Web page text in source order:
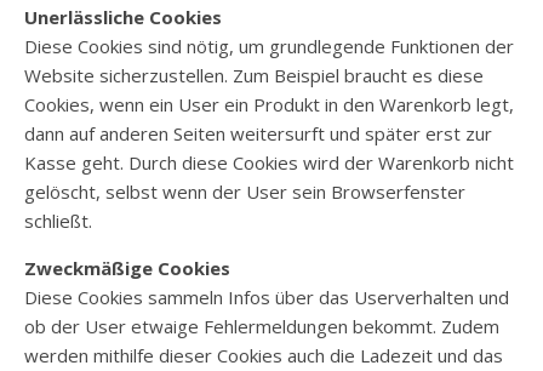
Unerlässliche Cookies
Diese Cookies sind nötig, um grundlegende Funktionen der
Website sicherzustellen. Zum Beispiel braucht es diese
Cookies, wenn ein User ein Produkt in den Warenkorb legt,
dann auf anderen Seiten weitersurft und später erst zur
Kasse geht. Durch diese Cookies wird der Warenkorb nicht
gelöscht, selbst wenn der User sein Browserfenster
schließt.
Zweckmäßige Cookies
Diese Cookies sammeln Infos über das Userverhalten und
ob der User etwaige Fehlermeldungen bekommt. Zudem
werden mithilfe dieser Cookies auch die Ladezeit und das